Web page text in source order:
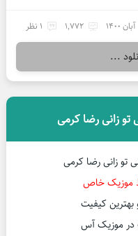
1,772 1 نظر
...
تو زانی رضا کرمی
تو زانی رضا کرمی
موزیک خاص
در موزیک آس